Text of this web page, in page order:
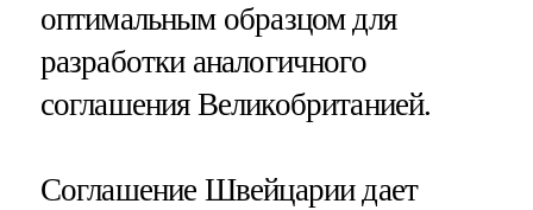
оптимальным образцом для
разработки аналогичного
соглашения Великобританией.
Соглашение Швейцарии дает